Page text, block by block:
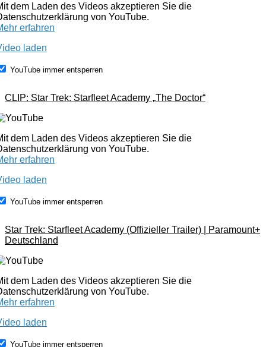
dem Laden des Videos akzeptieren Sie die
von YouTube.
erfahren
laden
YouTube immer entsperren
CLIP: Star Trek: Starfleet Academy „The Doctor“
dem Laden des Videos akzeptieren Sie die
von YouTube.
erfahren
laden
YouTube immer entsperren
Star Trek: Starfleet Academy (Offizieller Trailer) | Paramount+
Deutschland
dem Laden des Videos akzeptieren Sie die
von YouTube.
erfahren
laden
YouTube immer entsperren